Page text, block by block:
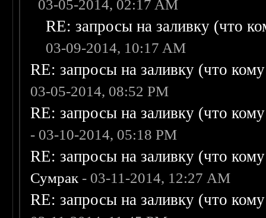
03-05-2014, 02:17 AM
RE: запросы на заливку (что
03-09-2014, 10:17 AM
RE: запросы на заливку (что
03-05-2014, 08:52 PM
RE: запросы на заливку (что
- 03-10-2014, 05:18 PM
RE: запросы на заливку (что
Сумрак - 03-11-2014, 12:27 AM
RE: запросы на заливку (что